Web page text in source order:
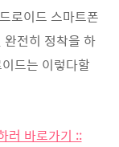
로이드 스마트폰
전히 정착을 하
드는 이렇다할
러 바로가기 ::